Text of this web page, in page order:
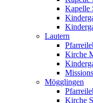
Kapelle
Lautern
Kirche
Mögglingen
Kirche